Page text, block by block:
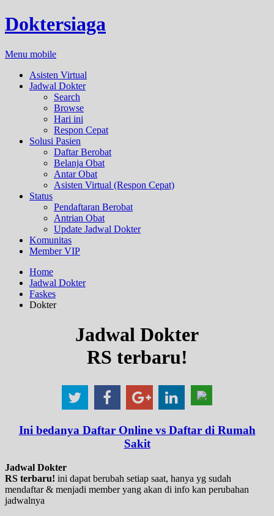
Doktersiaga
Menu mobile
Asisten Virtual
Jadwal Dokter
Search
Browse
Hari ini
Respon Cepat
Solusi Pasien
Daftar Berobat
Belanja Obat
Antar Obat
Asisten Virtual (Respon Cepat)
Status
Pendaftaran Berobat
Antrian Obat
Update Jadwal Dokter
Komunitas
Member VIP
Home
Jadwal Dokter
Faskes
Dokter
Jadwal Dokter
RS terbaru!
Ini bedanya Daftar Online vs Daftar di Rumah
Sakit
Jadwal Dokter
RS terbaru! ini dapat berubah setiap saat, hanya yg sudah
mendaftar & menjadi member yang akan di info kan perubahan
jadwalnya